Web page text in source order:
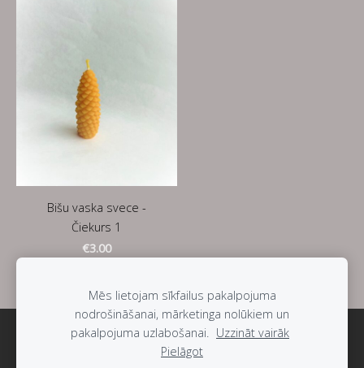
Bišu vaska svece -
Čiekurs 1
€3.00
Sīkdatnes
Mēs lietojam sīkfailus pakalpojuma
nodrošināšanai, mārketinga nolūkiem un
pakalpojuma uzlabošanai. Uzzināt vairāk
Pielāgot